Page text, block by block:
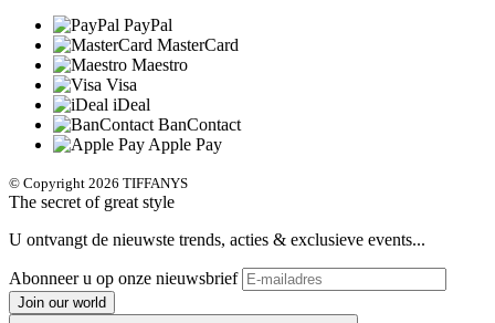
PayPal
MasterCard
Maestro
Visa
iDeal
BanContact
Apple Pay
© Copyright 2026 TIFFANYS
The secret of great style
U ontvangt de nieuwste trends, acties & exclusieve events...
Abonneer u op onze nieuwsbrief
Join our world